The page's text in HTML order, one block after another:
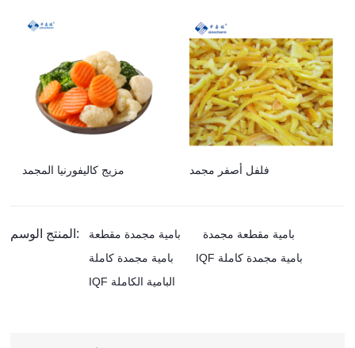
مزيج كاليفورنيا المجمد فلفل أصفر مجمد
المنتج الوسم: بامية مجمدة مقطعة
بامية مقطعة مجمدة
بامية مجمدة كاملة
IQF بامية مجمدة كاملة
IQF البامية الكاملة